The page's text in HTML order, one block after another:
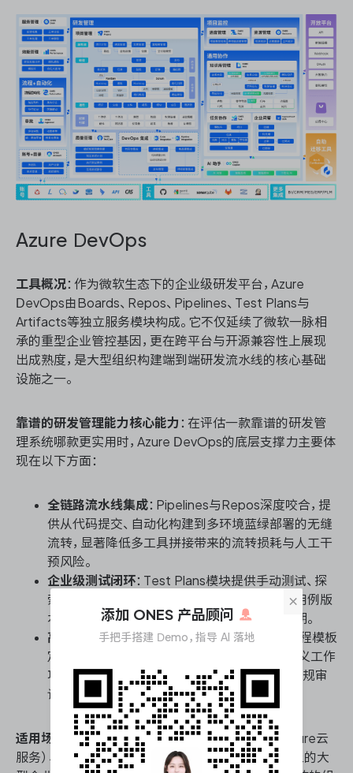
Azure DevOps
工具概况：作为微软生态下的企业级研发平台，Azure
DevOps由Boards、Repos、Pipelines、Test Plans与
Artifacts等独立服务模块构成。它不仅延续了微软一脉相
承的重型企业管控基因，更在跨平台与开源兼容性上展现
出成熟度，是大型组织构建端到端研发流水线的核心基础
设施之一。
靠谱的研发管理能力核心能力 ：在评估一款靠谱的研发管
理系统哪款更实用时，Azure DevOps的底层支撑力主要体
现在以下方面：
全链路流水线集成：Pipelines与Repos深度咬合，提
供从代码提交、自动化构建到多环境蓝绿部署的无缝
流转，显著降低多工具拼接带来的流转损耗与人工干
预风险。
企业级测试闭环：Test Plans模块提供手动测试、探
索式测试与自动化测试的统一看板，支持测试用例版
本化管理，确保质量管控真正嵌入研发生命周期。
高度可定制的流程引擎：Boards支持继承式过程模板
定制，企业可基于自身敏捷或CMMI规范，自定义工作
项类型、状态流转规则与字段权限，满足复杂合规审
计要求。
适用场景
：极度适合已采用微软技术栈（如.NET、Azure云
服务）、具有强合规审计需求，且团队规模在百人以上的大
×
添加 ONES 产品顾问
手把手搭建 Demo，指导 AI 落地